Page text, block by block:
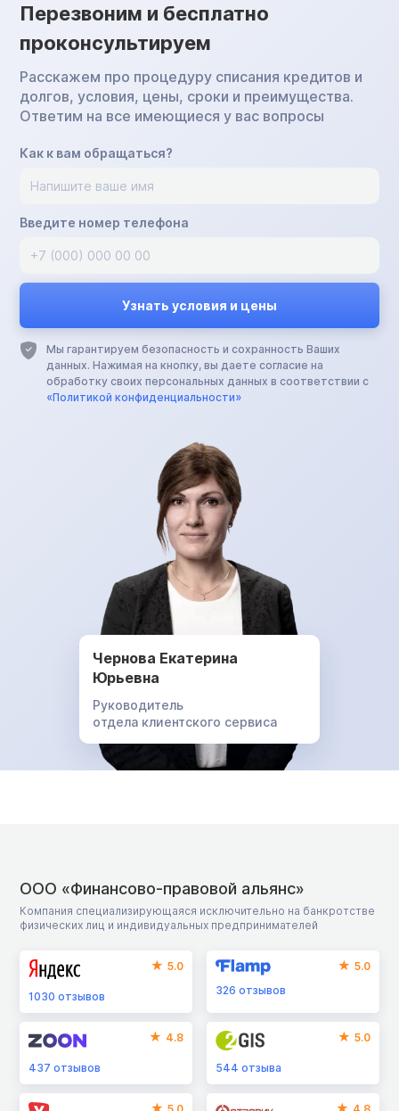
Перезвоним и бесплатно
проконсультируем
Расскажем про процедуру списания кредитов и
долгов, условия, цены, сроки и преимущества.
Ответим на все имеющиеся у вас вопросы
Как к вам обращаться?
Введите номер телефона
Мы гарантируем безопасность и сохранность Ваших
данных. Нажимая на кнопку, вы даете согласие на
обработку своих персональных данных в соответствии с
«Политикой конфиденциальности»
Чернова Екатерина
Юрьевна
Руководитель
отдела клиентского сервиса
ООО «Финансово-правовой альянс»
Компания специализирующаяся исключительно на банкротстве
физических лиц и индивидуальных предпринимателей
5.0
1030 отзывов
5.0
326отзывов
4.8
437 отзывов
5.0
544отзыва